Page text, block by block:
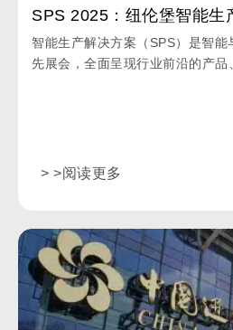
SPS 2025：纽伦堡智能生
智能生产解决方案（SPS）是智能
先展会，全面呈现行业前沿的产品
> >阅读更多